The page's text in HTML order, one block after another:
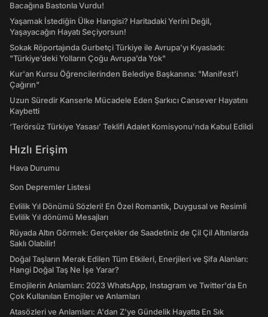
Bacağına Bastonla Vurdu!
Yaşamak İstediğin Ülke Hangisi? Haritadaki Yerini Değil,
Yaşayacağın Hayatı Seçiyorsun!
Sokak Röportajında Gurbetçi Türkiye ile Avrupa'yı Kıyasladı:
"Türkiye’deki Yolların Çoğu Avrupa’da Yok"
Kur'an Kursu Öğrencilerinden Belediye Başkanına: "Manifest’i
Çağırın"
Uzun Süredir Kanserle Mücadele Eden Şarkıcı Cansever Hayatını
Kaybetti
‘Terörsüz Türkiye Yasası’ Teklifi Adalet Komisyonu'nda Kabul Edildi
Hızlı Erişim
Hava Durumu
Son Depremler Listesi
Evlilik Yıl Dönümü Sözleri! En Özel Romantik, Duygusal ve Resimli
Evlilik Yıl dönümü Mesajları
Rüyada Altın Görmek: Gerçekler de Saadetiniz de Çil Çil Altınlarda
Saklı Olabilir!
Doğal Taşların Merak Edilen Tüm Etkileri, Enerjileri ve Şifa Alanları:
Hangi Doğal Taş Ne İşe Yarar?
Emojilerin Anlamları: 2023 WhatsApp, Instagram ve Twitter'da En
Çok Kullanılan Emojiler ve Anlamları
Atasözleri ve Anlamları: A'dan Z'ye Gündelik Hayatta En Sık